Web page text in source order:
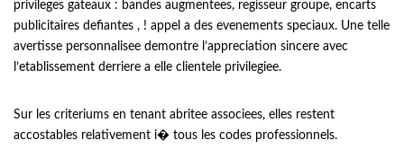
privileges gateaux : bandes augmentees, regisseur groupe, encarts
publicitaires defiantes , ! appel a des evenements speciaux. Une telle
avertisse personnalisee demontre l’appreciation sincere avec
l’etablissement derriere a elle clientele privilegiee.
Sur les criteriums en tenant abritee associees, elles restent
accostables relativement i� tous les codes professionnels.